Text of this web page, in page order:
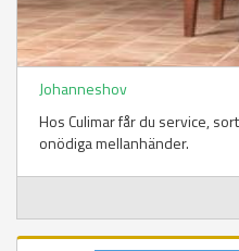
Johanneshov
Hos Culimar får du service,
onödiga mellanhänder.